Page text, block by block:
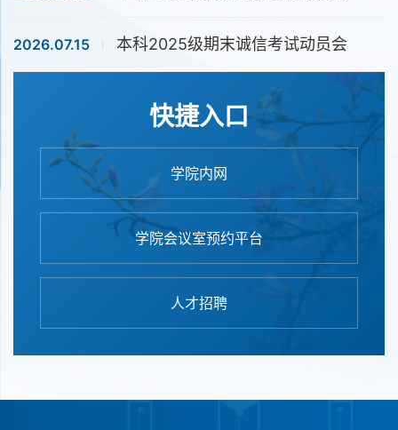
2026.07.15 本科2025级期末诚信考试动员会
快捷入口
学院内网
学院会议室预约平台
人才招聘